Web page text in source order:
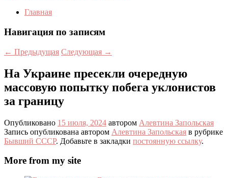
Главная
Навигация по записям
← Предыдущая Следующая →
На Украине пресекли очередную
массовую попытку побега уклонистов
за границу
Опубликовано 15 июля, 2024 автором Алевтина Запольская
Запись опубликована автором Алевтина Запольская в рубрике
Бывший СССР. Добавьте в закладки постоянную ссылку.
More from my site